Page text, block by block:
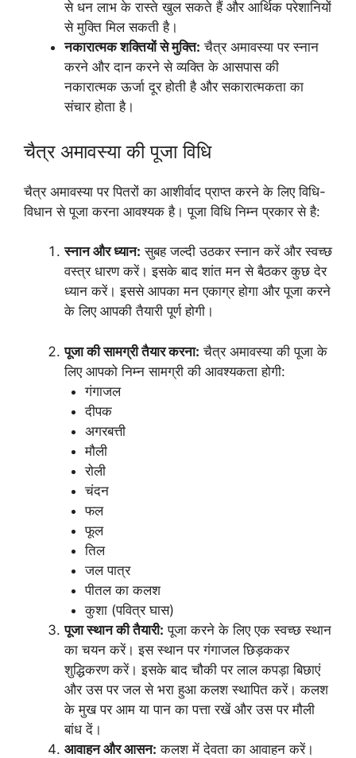
से धन लाभ के रास्ते खुल सकते हैं और आर्थिक परेशानियों
से मुक्ति मिल सकती है।
नकारात्मक शक्तियों से मुक्ति: चैत्र अमावस्या पर स्नान
करने और दान करने से व्यक्ति के आसपास की
नकारात्मक ऊर्जा दूर होती है और सकारात्मकता का
संचार होता है।
चैत्र अमावस्या की पूजा विधि
चैत्र अमावस्या पर पितरों का आशीर्वाद प्राप्त करने के लिए विधि-
विधान से पूजा करना आवश्यक है। पूजा विधि निम्न प्रकार से है:
स्नान और ध्यान: सुबह जल्दी उठकर स्नान करें और स्वच्छ
वस्त्र धारण करें। इसके बाद शांत मन से बैठकर कुछ देर
ध्यान करें। इससे आपका मन एकाग्र होगा और पूजा करने
के लिए आपकी तैयारी पूर्ण होगी।
पूजा की सामग्री तैयार करना: चैत्र अमावस्या की पूजा के
लिए आपको निम्न सामग्री की आवश्यकता होगी:
गंगाजल
दीपक
अगरबत्ती
मौली
रोली
चंदन
फल
फूल
तिल
जल पात्र
पीतल का कलश
कुशा (पवित्र घास)
पूजा स्थान की तैयारी: पूजा करने के लिए एक स्वच्छ स्थान
का चयन करें। इस स्थान पर गंगाजल छिड़ककर
शुद्धिकरण करें। इसके बाद चौकी पर लाल कपड़ा बिछाएं
और उस पर जल से भरा हुआ कलश स्थापित करें। कलश
के मुख पर आम या पान का पत्ता रखें और उस पर मौली
बांध दें।
आवाहन और आसन: कलश में देवता का आवाहन करें।